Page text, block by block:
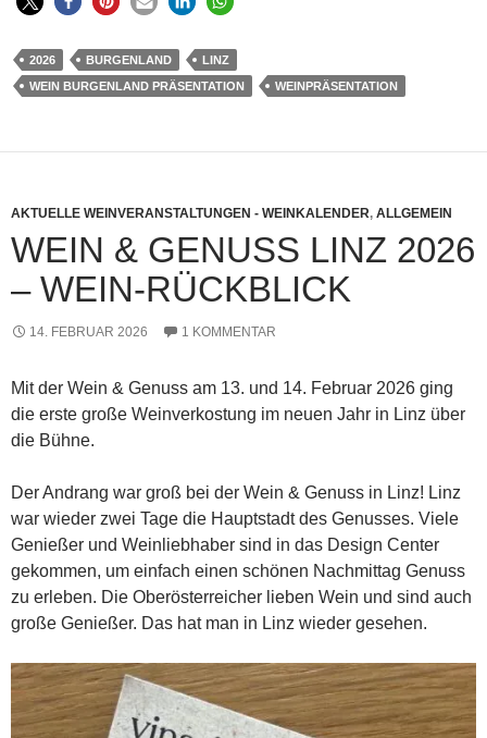
2026 BURGENLAND
LINZ
WEIN BURGENLAND PRÄSENTATION
WEINPRÄSENTATION
AKTUELLE WEINVERANSTALTUNGEN - WEINKALENDER, ALLGEMEIN
WEIN & GENUSS LINZ 2026
– WEIN-RÜCKBLICK
14. FEBRUAR 2026 1 KOMMENTAR
Mit der Wein & Genuss am 13. und 14. Februar 2026 ging
die erste große Weinverkostung im neuen Jahr in Linz über
die Bühne.
Der Andrang war groß bei der Wein & Genuss in Linz! Linz
war wieder zwei Tage die Hauptstadt des Genusses. Viele
Genießer und Weinliebhaber sind in das Design Center
gekommen, um einfach einen schönen Nachmittag Genuss
zu erleben. Die Oberösterreicher lieben Wein und sind auch
große Genießer. Das hat man in Linz wieder gesehen.